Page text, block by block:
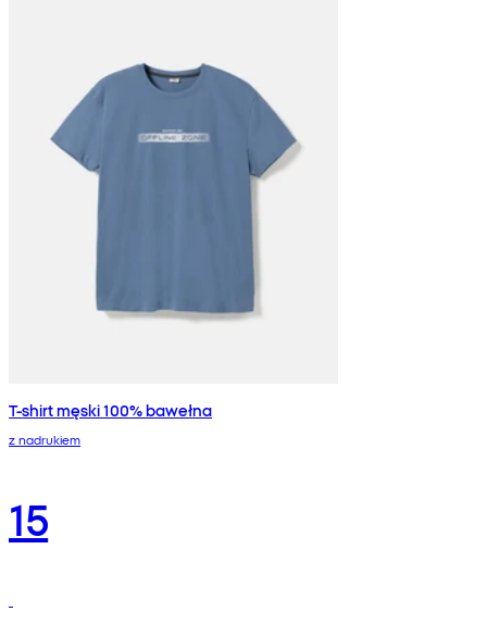
T-shirt męski 100% bawełna
z nadrukiem
15